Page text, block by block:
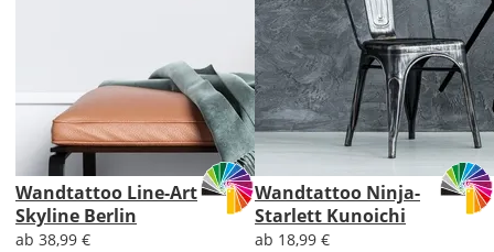
Wandtattoo Line-Art
Skyline Berlin
ab 38,99 €
Wandtattoo Ninja-
Starlett Kunoichi
ab 18,99 €